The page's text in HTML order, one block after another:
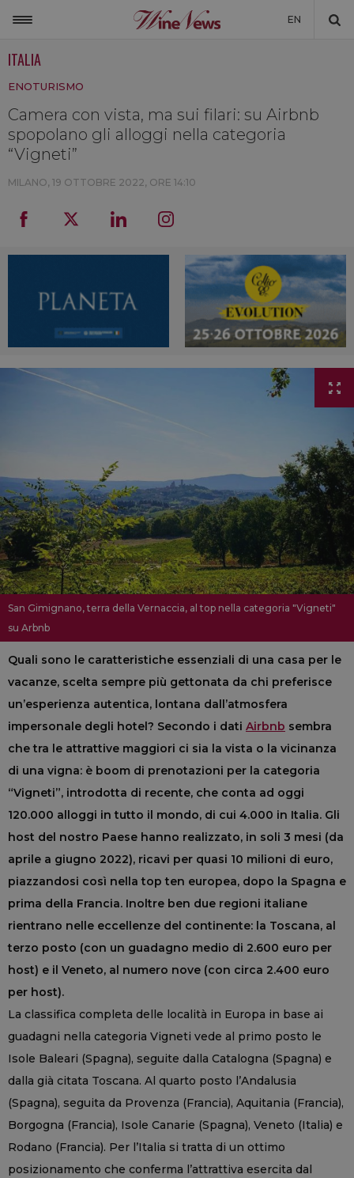
EN
NON SOLO VINO
LA CANTINA DI WINENEWS
DICONO DI NOI
ITALIA
ENOTURISMO
Camera con vista, ma sui filari: su Airbnb
spopolano gli alloggi nella categoria
“Vigneti”
MILANO, 19 OTTOBRE 2022, ORE 14:10
San Gimignano, terra della Vernaccia, al top nella categoria "Vigneti"
su Arbnb
Quali sono le caratteristiche essenziali di una casa per le
vacanze, scelta sempre più gettonata da chi preferisce
un’esperienza autentica, lontana dall’atmosfera
impersonale degli hotel? Secondo i dati Airbnb sembra
che tra le attrattive maggiori ci sia la vista o la vicinanza
di una vigna: è boom di prenotazioni per la categoria
“Vigneti”, introdotta di recente, che conta ad oggi
120.000 alloggi in tutto il mondo, di cui 4.000 in Italia. Gli
host del nostro Paese hanno realizzato, in soli 3 mesi (da
aprile a giugno 2022), ricavi per quasi 10 milioni di euro,
piazzandosi così nella top ten europea, dopo la Spagna e
prima della Francia. Inoltre ben due regioni italiane
rientrano nelle eccellenze del continente: la Toscana, al
terzo posto (con un guadagno medio di 2.600 euro per
host) e il Veneto, al numero nove (con circa 2.400 euro
per host).
La classifica completa delle località in Europa in base ai
guadagni nella categoria Vigneti vede al primo posto le
Isole Baleari (Spagna), seguite dalla Catalogna (Spagna) e
dalla già citata Toscana. Al quarto posto l’Andalusia
(Spagna), seguita da Provenza (Francia), Aquitania (Francia),
Borgogna (Francia), Isole Canarie (Spagna), Veneto (Italia) e
Rodano (Francia). Per l’Italia si tratta di un ottimo
posizionamento che conferma l’attrattiva esercita dal